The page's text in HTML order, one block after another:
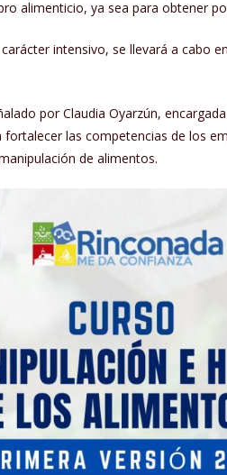
alimenticio, ya sea para obtener
intensivo, se llevará a cabo
por Claudia Oyarzún,
fortalecer las competencias de los
de alimentos.